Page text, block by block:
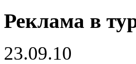
Реклама в
23.09.10